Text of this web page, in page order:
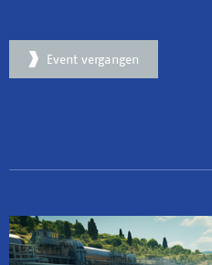
Event vergangen